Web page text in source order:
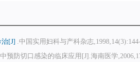
[J] .中国实用妇科与产科杂志
预防切口感染的临床应用[J].海南医学